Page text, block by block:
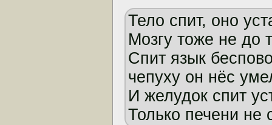
Тело спит, оно
Мозгу тоже не до
Спит язык
чепуху он нёс
И желудок спит
Только печени не